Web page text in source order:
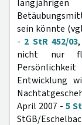
sein könnte
- 2 StR 452/03,
nicht nur
Entwicklung
April 2007 - 5
StGB/